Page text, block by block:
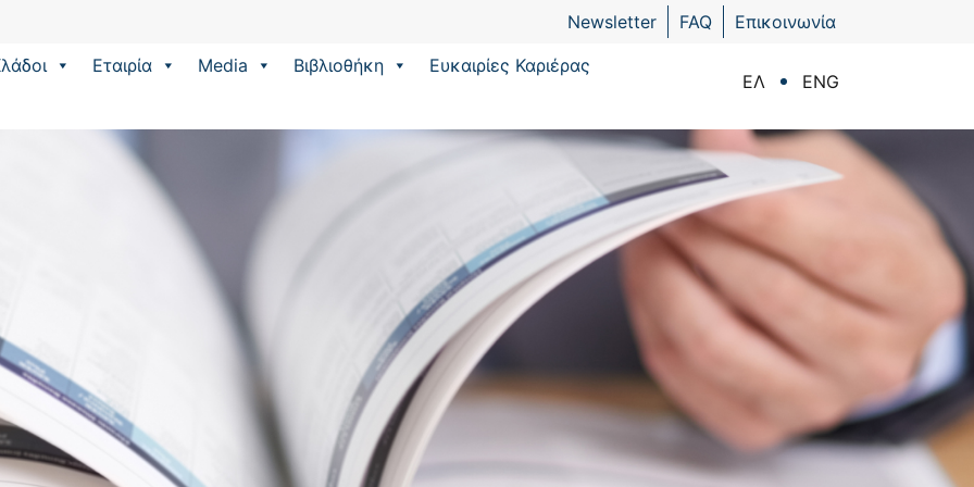
Newsletter FAQ Επικοινωνία
Εταιρία Media Βιβλιοθήκη Eυκαιρίες Καριέρας
ΕΛ ENG